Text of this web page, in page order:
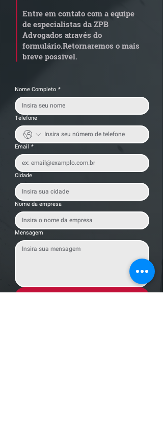
por penosidade e acende
alerta para
transportadoras
Entre em contato com a equipe
de especialistas da ZPB
Advogados através do
formulário.Retornaremos o mais
breve possível.
Nome Completo *
Telefone
Email *
Cidade
Nome da empresa
Mensagem